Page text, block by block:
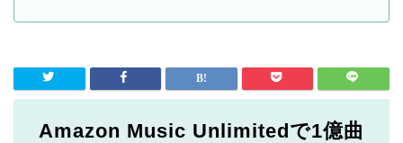
Amazon Music Unlimitedで1億曲